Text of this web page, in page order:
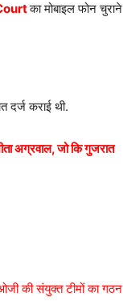
का मोबाइल फोन चुराने
दर्ज कराई थी.
अग्रवाल, जो कि गुजरात
की संयुक्त टीमों का गठन